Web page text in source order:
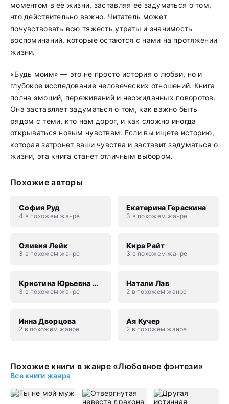
моментом в её жизни, заставляя её задуматься о том,
что действительно важно. Читатель может
почувствовать всю тяжесть утраты и значимость
воспоминаний, которые остаются с нами на протяжении
жизни.
«Будь моим» — это не просто история о любви, но и
глубокое исследование человеческих отношений. Книга
полна эмоций, переживаний и неожиданных поворотов.
Она заставляет задуматься о том, как важно быть
рядом с теми, кто нам дорог, и как сложно иногда
открываться новым чувствам. Если вы ищете историю,
которая затронет ваши чувства и заставит задуматься о
жизни, эта книга станет отличным выбором.
Похожие авторы
София Руд
4 в похожем жанре
Екатерина Гераскина
3 в похожем жанре
Оливия Лейк
3 в похожем жанре
Кира Райт
3 в похожем жанре
Кристина Юрьевна Юраш
3 в похожем жанре
Натали Лав
2 в похожем жанре
Инна Дворцова
2 в похожем жанре
Ая Кучер
2 в похожем жанре
Похожие книги в жанре «Любовное фэнтези»
Все книги жанра